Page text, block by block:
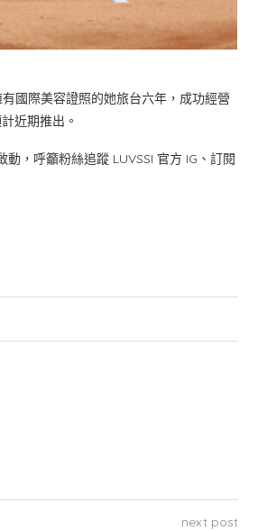
國際美容證照的她旅台六年，成功經營
近期推出。
，呼籲粉絲追蹤 LUVSSI 官方 IG、訂閱
next post